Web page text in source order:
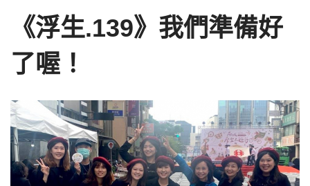
《浮生.139》我們準備好
了喔！